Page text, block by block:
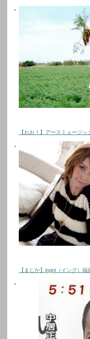
【おお！】アースミュージ
【まじか】ingni（イング）